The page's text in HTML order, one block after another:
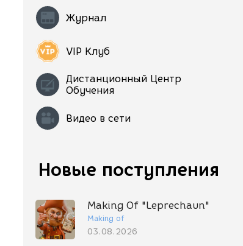
Журнал
VIP Клуб
Дистанционный Центр
Обучения
Видео в сети
Новые поступления
Making Of "Leprechaun"
Making of
03.08.2026